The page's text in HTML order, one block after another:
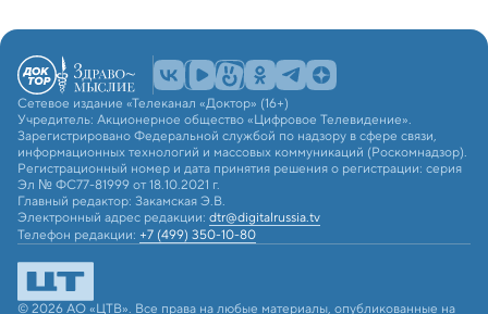
Сетевое издание «Телеканал «Доктор» (16+)
Учредитель: Акционерное общество «Цифровое Телевидение».
Зарегистрировано Федеральной службой по надзору в сфере связи,
информационных технологий и массовых коммуникаций (Роскомнадзор).
Регистрационный номер и дата принятия решения о регистрации: серия
Эл № ФС77-81999 от 18.10.2021 г.
Главный редактор: Закамская Э.В.
Электронный адрес редакции: dtr@digitalrussia.tv
Телефон редакции: +7 (499) 350-10-80
© 2026 АО «ЦТВ». Все права на любые материалы, опубликованные на